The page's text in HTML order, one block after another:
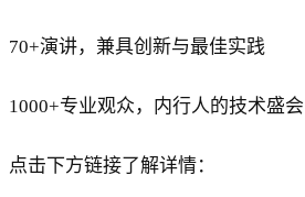
70+演讲，兼具创新与最佳实践
1000+专业观众，内行人的技术盛会
点击下方链接了解详情：